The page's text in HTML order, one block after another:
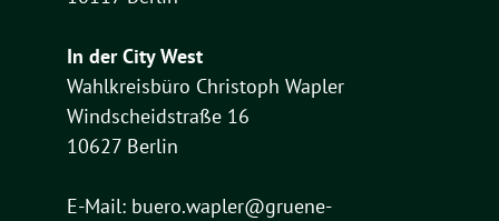
In der City West
Wahlkreisbüro Christoph Wapler
Windscheidstraße 16
10627 Berlin
E-Mail: buero.wapler@gruene-